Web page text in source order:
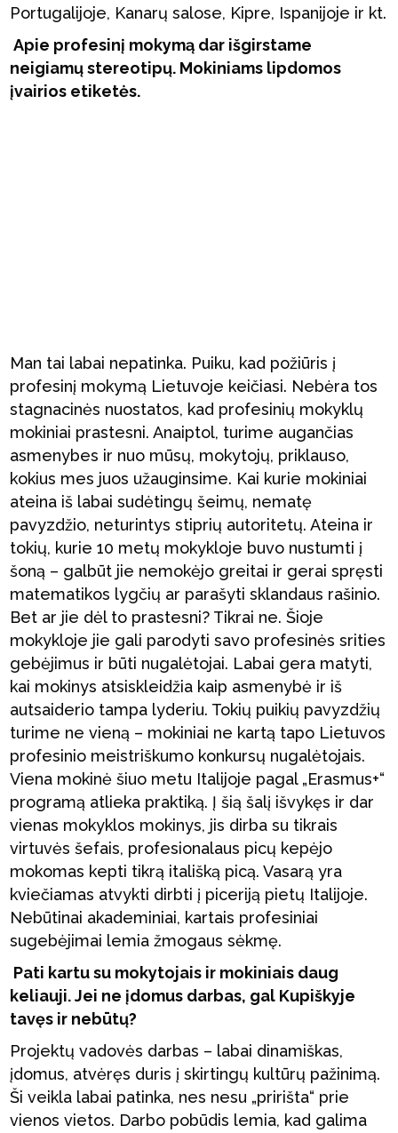
Portugalijoje, Kanarų salose, Kipre, Ispanijoje ir kt.
Apie profesinį mokymą dar išgirstame
neigiamų stereotipų. Mokiniams lipdomos
įvairios etiketės.
Man tai labai nepatinka. Puiku, kad požiūris į
profesinį mokymą Lietuvoje keičiasi. Nebėra tos
stagnacinės nuostatos, kad profesinių mokyklų
mokiniai prastesni. Anaiptol, turime augančias
asmenybes ir nuo mūsų, mokytojų, priklauso,
kokius mes juos užauginsime. Kai kurie mokiniai
ateina iš labai sudėtingų šeimų, nematę
pavyzdžio, neturintys stiprių autoritetų. Ateina ir
tokių, kurie 10 metų mokykloje buvo nustumti į
šoną – galbūt jie nemokėjo greitai ir gerai spręsti
matematikos lygčių ar parašyti sklandaus rašinio.
Bet ar jie dėl to prastesni? Tikrai ne. Šioje
mokykloje jie gali parodyti savo profesinės srities
gebėjimus ir būti nugalėtojai. Labai gera matyti,
kai mokinys atsiskleidžia kaip asmenybė ir iš
autsaiderio tampa lyderiu. Tokių puikių pavyzdžių
turime ne vieną – mokiniai ne kartą tapo Lietuvos
profesinio meistriškumo konkursų nugalėtojais.
Viena mokinė šiuo metu Italijoje pagal „Erasmus+“
programą atlieka praktiką. Į šią šalį išvykęs ir dar
vienas mokyklos mokinys, jis dirba su tikrais
virtuvės šefais, profesionalaus picų kepėjo
mokomas kepti tikrą itališką picą. Vasarą yra
kviečiamas atvykti dirbti į piceriją pietų Italijoje.
Nebūtinai akademiniai, kartais profesiniai
sugebėjimai lemia žmogaus sėkmę.
Pati kartu su mokytojais ir mokiniais daug
keliauji. Jei ne įdomus darbas, gal Kupiškyje
tavęs ir nebūtų?
Projektų vadovės darbas – labai dinamiškas,
įdomus, atvėręs duris į skirtingų kultūrų pažinimą.
Ši veikla labai patinka, nes nesu „pririšta“ prie
vienos vietos. Darbo pobūdis lemia, kad galima